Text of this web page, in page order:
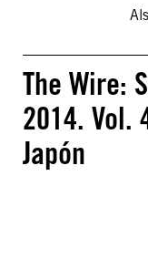
The Wire:
2014. Vol.
Japón